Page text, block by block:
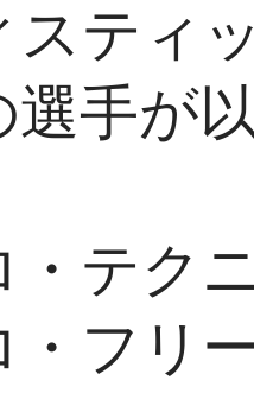
スティ
選手が
・テク
・フリ